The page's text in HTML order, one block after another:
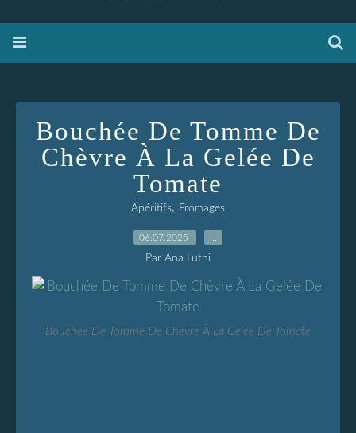
Bouchée De Tomme De
Chèvre À La Gelée De
Tomate
Apéritifs, Fromages
06.07.2025
Par Ana Luthi
Bouchée De Tomme De Chèvre À La Gelée De Tomate